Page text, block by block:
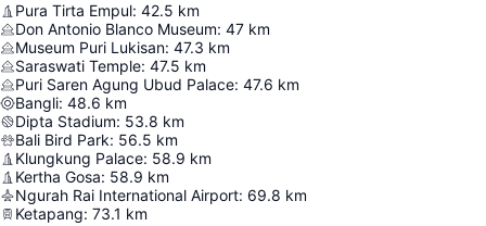
Pura Tirta Empul: 42.5 km
Don Antonio Blanco Museum: 47 km
Museum Puri Lukisan: 47.3 km
Saraswati Temple: 47.5 km
Puri Saren Agung Ubud Palace: 47.6 km
Bangli: 48.6 km
Dipta Stadium: 53.8 km
Bali Bird Park: 56.5 km
Klungkung Palace: 58.9 km
Kertha Gosa: 58.9 km
Ngurah Rai International Airport: 69.8 km
Ketapang: 73.1 km